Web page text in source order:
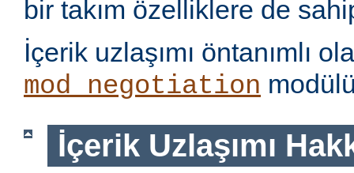
bir takım özelliklere de
İçerik uzlaşımı öntanımlı
mod_negotiation
İçerik Uzlaşımı